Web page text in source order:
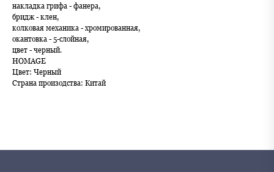
накладка грифа - фанера,
бридж - клен,
колковая механика - хромированная,
окантовка - 5-слойная,
цвет - черный.
HOMAGE
Цвет: Черный
Страна произодства: Китай